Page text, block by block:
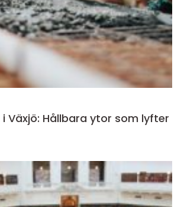
Växjö: Hållbara ytor som lyfter